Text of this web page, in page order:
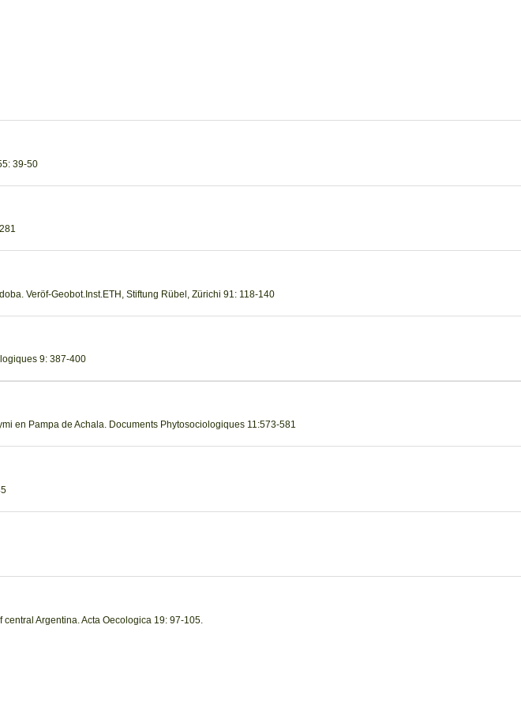
39-50
Veröf-Geobot.Inst.ETH, Stiftung Rübel, Zürichi 91: 118-140
9: 387-400
en Pampa de Achala. Documents Phytosociologiques 11:573-581
Argentina. Acta Oecologica 19: 97-105.